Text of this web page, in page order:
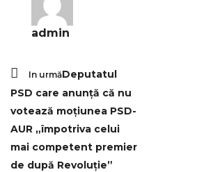
admin
In urmăDeputatul
PSD care anunță că nu
votează moțiunea PSD-
AUR „împotriva celui
mai competent premier
de după Revoluție”